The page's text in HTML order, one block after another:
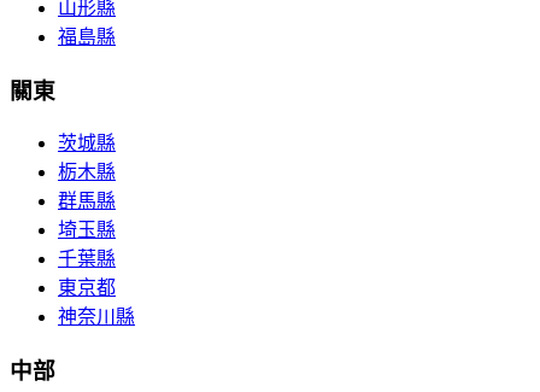
山形縣
福島縣
關東
茨城縣
栃木縣
群馬縣
埼玉縣
千葉縣
東京都
神奈川縣
中部